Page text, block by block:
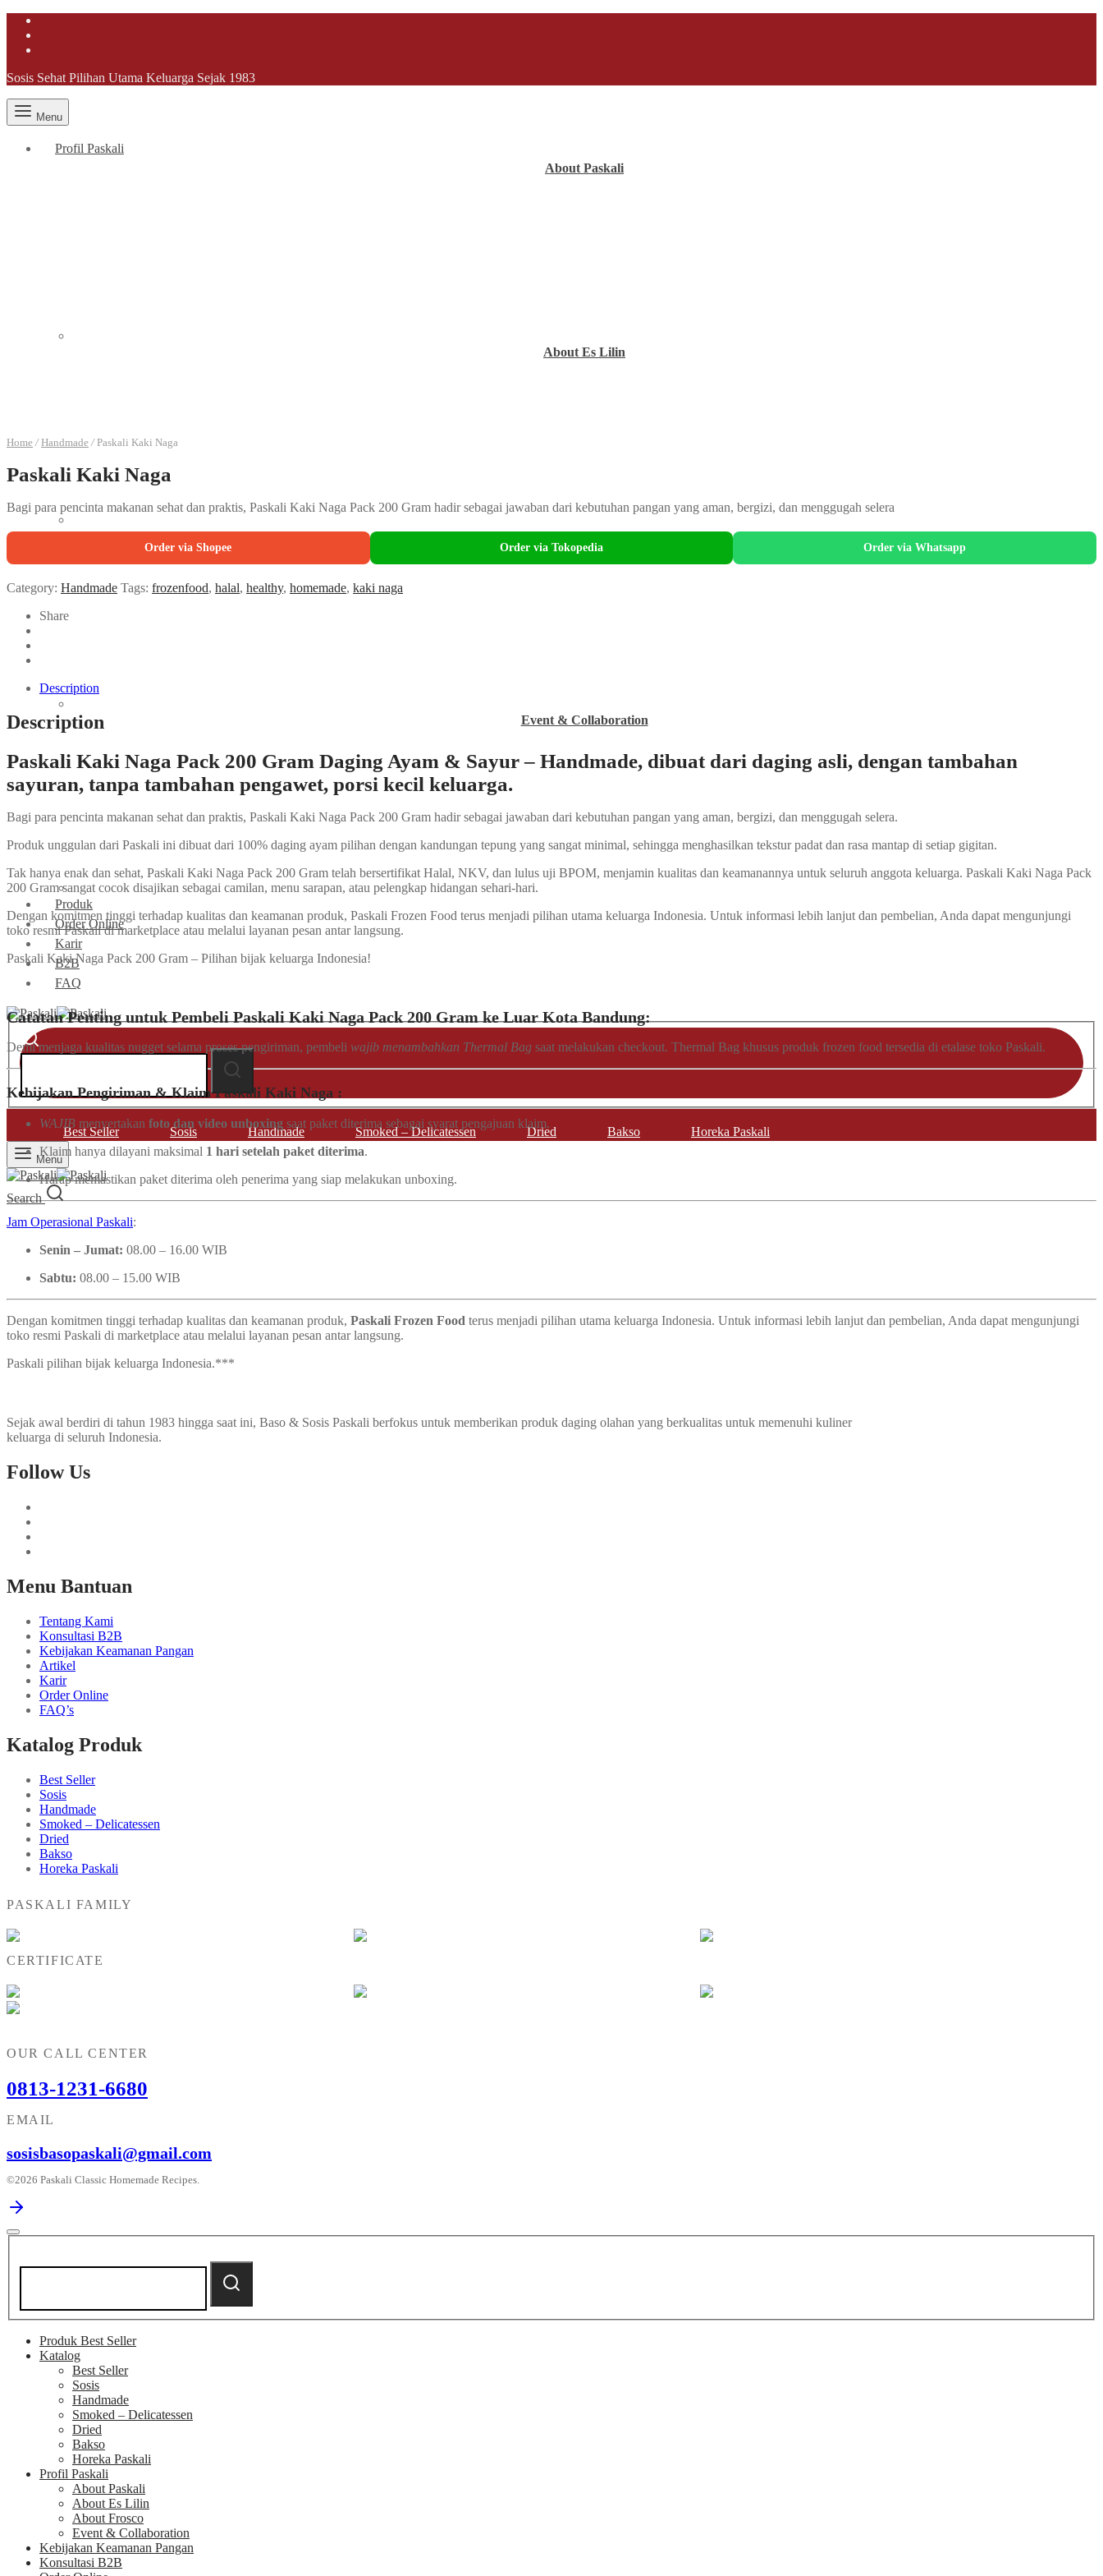
Sosis Sehat Pilihan Utama Keluarga Sejak 1983
Menu
Profil Paskali
About Paskali
About Es Lilin
About Frosco
Event & Collaboration
Produk
Order Online
Karir
B2B
FAQ
Search
for:
Search
Best Seller Sosis Handmade Smoked – Delicatessen Dried Bakso Horeka Paskali
Menu
Search
Home / Handmade /Paskali Kaki Naga
Paskali Kaki Naga
Bagi para pencinta makanan sehat dan praktis, Paskali Kaki Naga Pack 200 Gram hadir sebagai jawaban dari kebutuhan pangan yang aman, bergizi, dan menggugah selera
Order via Shopee Order via Tokopedia Order via Whatsapp
Category: Handmade Tags: frozenfood, halal, healthy, homemade, kaki naga
Share
Description
Description
Paskali Kaki Naga Pack 200 Gram Daging Ayam & Sayur – Handmade, dibuat dari daging asli, dengan tambahan
sayuran, tanpa tambahan pengawet, porsi kecil keluarga.
Bagi para pencinta makanan sehat dan praktis, Paskali Kaki Naga Pack 200 Gram hadir sebagai jawaban dari kebutuhan pangan yang aman, bergizi, dan menggugah selera.
Produk unggulan dari Paskali ini dibuat dari 100% daging ayam pilihan dengan kandungan tepung yang sangat minimal, sehingga menghasilkan tekstur padat dan rasa mantap di setiap gigitan.
Tak hanya enak dan sehat, Paskali Kaki Naga Pack 200 Gram telah bersertifikat Halal, NKV, dan lulus uji BPOM, menjamin kualitas dan keamanannya untuk seluruh anggota keluarga. Paskali Kaki Naga Pack
200 Gram sangat cocok disajikan sebagai camilan, menu sarapan, atau pelengkap hidangan sehari-hari.
Dengan komitmen tinggi terhadap kualitas dan keamanan produk, Paskali Frozen Food terus menjadi pilihan utama keluarga Indonesia. Untuk informasi lebih lanjut dan pembelian, Anda dapat mengunjungi
toko resmi Paskali di marketplace atau melalui layanan pesan antar langsung.
Paskali Kaki Naga Pack 200 Gram – Pilihan bijak keluarga Indonesia!
Catatan Penting untuk Pembeli Paskali Kaki Naga Pack 200 Gram ke Luar Kota Bandung:
Demi menjaga kualitas nugget selama proses pengiriman, pembeli wajib menambahkan Thermal Bag saat melakukan checkout. Thermal Bag khusus produk frozen food tersedia di etalase toko Paskali.
Kebijakan Pengiriman & Klaim Paskali Kaki Naga :
WAJIB menyertakan foto dan video unboxing saat paket diterima sebagai syarat pengajuan klaim.
Klaim hanya dilayani maksimal 1 hari setelah paket diterima.
Harap memastikan paket diterima oleh penerima yang siap melakukan unboxing.
Jam Operasional Paskali:
Senin – Jumat: 08.00 – 16.00 WIB
Sabtu: 08.00 – 15.00 WIB
Dengan komitmen tinggi terhadap kualitas dan keamanan produk, Paskali Frozen Food terus menjadi pilihan utama keluarga Indonesia. Untuk informasi lebih lanjut dan pembelian, Anda dapat mengunjungi
toko resmi Paskali di marketplace atau melalui layanan pesan antar langsung.
Paskali pilihan bijak keluarga Indonesia.***
Sejak awal berdiri di tahun 1983 hingga saat ini, Baso & Sosis Paskali berfokus untuk memberikan produk daging olahan yang berkualitas untuk memenuhi kuliner
keluarga di seluruh Indonesia.
Follow Us
Menu Bantuan
Tentang Kami
Konsultasi B2B
Kebijakan Keamanan Pangan
Artikel
Karir
Order Online
FAQ’s
Katalog Produk
Best Seller
Sosis
Handmade
Smoked – Delicatessen
Dried
Bakso
Horeka Paskali
PASKALI FAMILY
CERTIFICATE
OUR CALL CENTER
0813-1231-6680
EMAIL
sosisbasopaskali@gmail.com
©2026 Paskali Classic Homemade Recipes.
Search
Search
Produk Best Seller
Katalog
Best Seller
Sosis
Handmade
Smoked – Delicatessen
Dried
Bakso
Horeka Paskali
Profil Paskali
About Paskali
About Es Lilin
About Frosco
Event & Collaboration
Kebijakan Keamanan Pangan
Konsultasi B2B